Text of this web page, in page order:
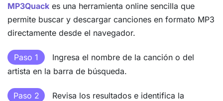
MP3Quack es una herramienta online sencilla que
permite buscar y descargar canciones en formato MP3
directamente desde el navegador.
Paso 1
Ingresa el nombre de la canción o del
artista en la barra de búsqueda.
Paso 2
Revisa los resultados e identifica la